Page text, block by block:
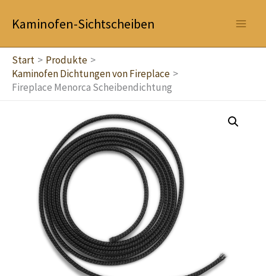
InhaltKaminofen-Sichtscheiben
Start
Produkte
Kaminofen Dichtungen von Fireplace
Fireplace Menorca Scheibendichtung